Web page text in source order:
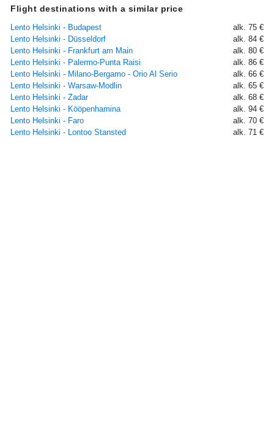
Flight destinations with a similar price
Lento Helsinki - Budapest
alk. 75 €
Lento Helsinki - Düsseldorf
alk. 84 €
Lento Helsinki - Frankfurt am Main
alk. 80 €
Lento Helsinki - Palermo-Punta Raisi
alk. 86 €
Lento Helsinki - Milano-Bergamo - Orio Al Serio
alk. 66 €
Lento Helsinki - Warsaw-Modlin
alk. 65 €
Lento Helsinki - Zadar
alk. 68 €
Lento Helsinki - Kööpenhamina
alk. 94 €
Lento Helsinki - Faro
alk. 70 €
Lento Helsinki - Lontoo Stansted
alk. 71 €